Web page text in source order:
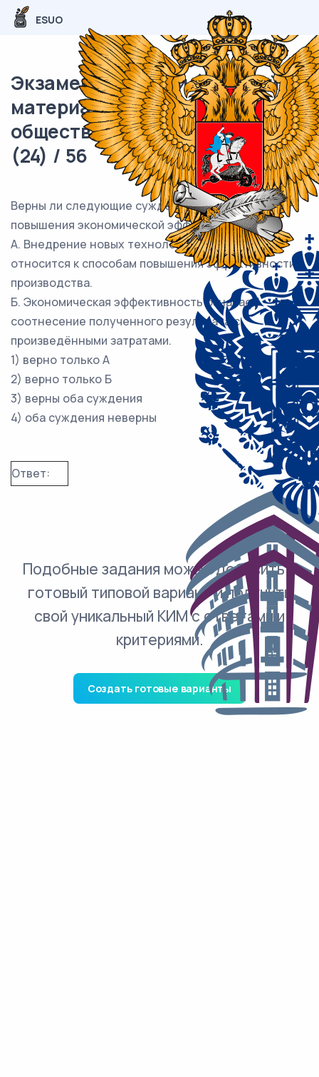
ESUO
Экзаменационный (типовой)
материал ОГЭ /
обществознание / 09 задания
(24) / 56
Верны ли следующие суждения о способах
повышения экономической эффективности?
А. Внедрение новых технологий в производство
относится к способам повышения эффективности
производства.
Б. Экономическая эффективность означает
соотнесение полученного результата с
произведёнными затратами.
1) верно только А
2) верно только Б
3) верны оба суждения
4) оба суждения неверны
Ответ:
Подобные задания можно добавить в
готовый типовой вариант и получить
свой уникальный КИМ с ответами и
критериями.
Создать готовые варианты